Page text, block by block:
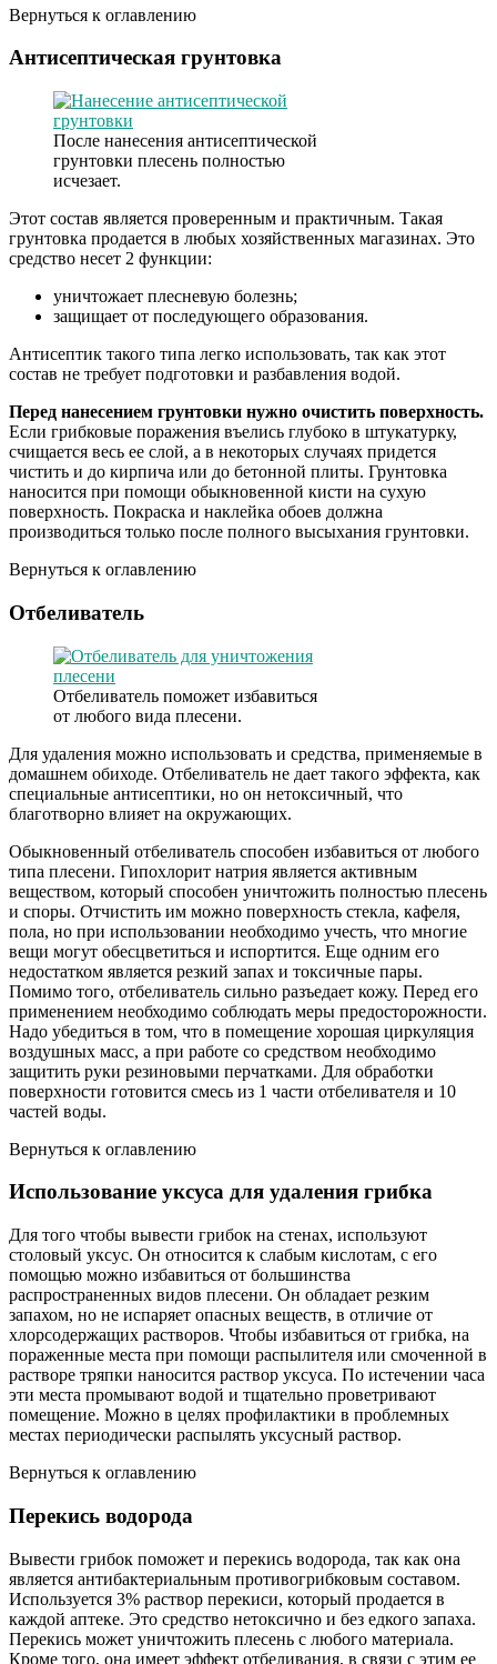
Вернуться к оглавлению
Антисептическая грунтовка
После нанесения антисептической
грунтовки плесень полностью
исчезает.
Этот состав является проверенным и практичным. Такая
грунтовка продается в любых хозяйственных магазинах. Это
средство несет 2 функции:
уничтожает плесневую болезнь;
защищает от последующего образования.
Антисептик такого типа легко использовать, так как этот
состав не требует подготовки и разбавления водой.
Перед нанесением грунтовки нужно очистить поверхность.
Если грибковые поражения въелись глубоко в штукатурку,
счищается весь ее слой, а в некоторых случаях придется
чистить и до кирпича или до бетонной плиты. Грунтовка
наносится при помощи обыкновенной кисти на сухую
поверхность. Покраска и наклейка обоев должна
производиться только после полного высыхания грунтовки.
Вернуться к оглавлению
Отбеливатель
Отбеливатель поможет избавиться
от любого вида плесени.
Для удаления можно использовать и средства, применяемые в
домашнем обиходе. Отбеливатель не дает такого эффекта, как
специальные антисептики, но он нетоксичный, что
благотворно влияет на окружающих.
Обыкновенный отбеливатель способен избавиться от любого
типа плесени. Гипохлорит натрия является активным
веществом, который способен уничтожить полностью плесень
и споры. Отчистить им можно поверхность стекла, кафеля,
пола, но при использовании необходимо учесть, что многие
вещи могут обесцветиться и испортится. Еще одним его
недостатком является резкий запах и токсичные пары.
Помимо того, отбеливатель сильно разъедает кожу. Перед его
применением необходимо соблюдать меры предосторожности.
Надо убедиться в том, что в помещение хорошая циркуляция
воздушных масс, а при работе со средством необходимо
защитить руки резиновыми перчатками. Для обработки
поверхности готовится смесь из 1 части отбеливателя и 10
частей воды.
Вернуться к оглавлению
Использование уксуса для удаления грибка
Для того чтобы вывести грибок на стенах, используют
столовый уксус. Он относится к слабым кислотам, с его
помощью можно избавиться от большинства
распространенных видов плесени. Он обладает резким
запахом, но не испаряет опасных веществ, в отличие от
хлорсодержащих растворов. Чтобы избавиться от грибка, на
пораженные места при помощи распылителя или смоченной в
растворе тряпки наносится раствор уксуса. По истечении часа
эти места промывают водой и тщательно проветривают
помещение. Можно в целях профилактики в проблемных
местах периодически распылять уксусный раствор.
Вернуться к оглавлению
Перекись водорода
Вывести грибок поможет и перекись водорода, так как она
является антибактериальным противогрибковым составом.
Используется 3% раствор перекиси, который продается в
каждой аптеке. Это средство нетоксично и без едкого запаха.
Перекись может уничтожить плесень с любого материала.
Кроме того, она имеет эффект отбеливания, в связи с этим ее